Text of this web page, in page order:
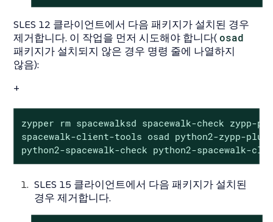
SLES 12 클라이언트에서 다음 패키지가 설치된 경우
제거합니다. 이 작업을 먼저 시도해야 합니다(osad
패키지가 설치되지 않은 경우 명령 줄에 나열하지
않음):
+
zypper rm spacewalksd spacewalk-check zypp-
spacewalk-client-tools osad python2-zypp-
python2-spacewalk-check python2-spacewalk-
SLES 15 클라이언트에서 다음 패키지가 설치된
경우 제거합니다.